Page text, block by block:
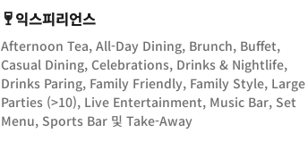
익스피리언스
Afternoon Tea, All-Day Dining, Brunch, Buffet,
Casual Dining, Celebrations, Drinks & Nightlife,
Drinks Paring, Family Friendly, Family Style, Large
Parties (>10), Live Entertainment, Music Bar, Set
Menu, Sports Bar 및 Take-Away